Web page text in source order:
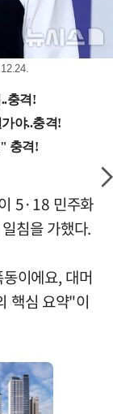
5·18 민주화
침을 가했다.
이에요, 대머
핵심 요약"이